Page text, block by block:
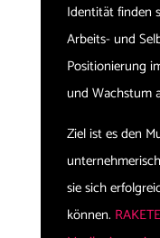
Identität finden
Arbeits- und
Positionierung
und Wachstum
Ziel ist es den
sie sich
können.